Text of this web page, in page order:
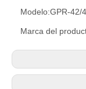
Modelo:GPR-42/
Marca del